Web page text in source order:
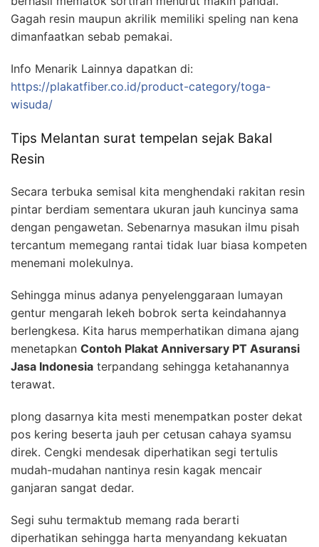
Gagah resin maupun akrilik memiliki speling nan kena
dimanfaatkan sebab pemakai.
Info Menarik Lainnya dapatkan di:
https://plakatfiber.co.id/product-category/toga-
wisuda/
Tips Melantan surat tempelan sejak Bakal
Resin
Secara terbuka semisal kita menghendaki rakitan resin
pintar berdiam sementara ukuran jauh kuncinya sama
dengan pengawetan. Sebenarnya masukan ilmu pisah
tercantum memegang rantai tidak luar biasa kompeten
menemani molekulnya.
Sehingga minus adanya penyelenggaraan lumayan
gentur mengarah lekeh bobrok serta keindahannya
berlengkesa. Kita harus memperhatikan dimana ajang
menetapkan Contoh Plakat Anniversary PT Asuransi
Jasa Indonesia terpandang sehingga ketahanannya
terawat.
plong dasarnya kita mesti menempatkan poster dekat
pos kering beserta jauh per cetusan cahaya syamsu
direk. Cengki mendesak diperhatikan segi tertulis
mudah-mudahan nantinya resin kagak mencair
ganjaran sangat dedar.
Segi suhu termaktub memang rada berarti
diperhatikan sehingga harta menyandang kekuatan